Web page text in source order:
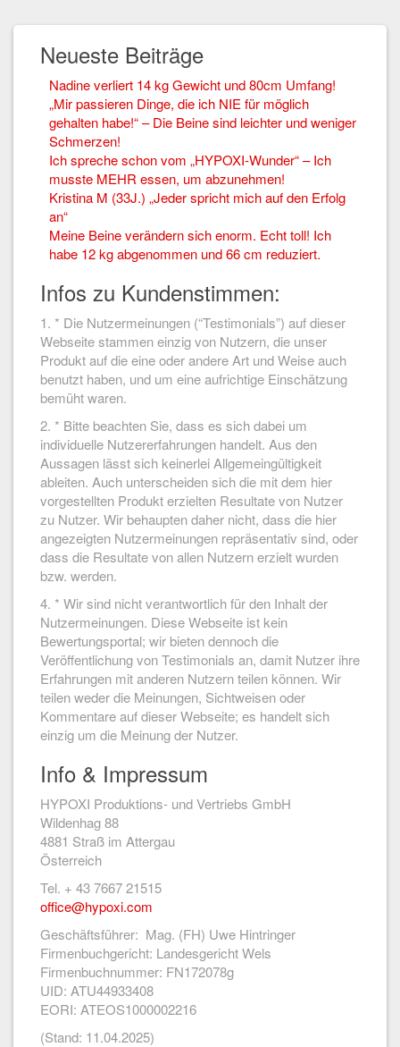
Neueste Beiträge
Nadine verliert 14 kg Gewicht und 80cm Umfang!
„Mir passieren Dinge, die ich NIE für möglich
gehalten habe!“ – Die Beine sind leichter und weniger
Schmerzen!
Ich spreche schon vom „HYPOXI-Wunder“ – Ich
musste MEHR essen, um abzunehmen!
Kristina M (33J.) „Jeder spricht mich auf den Erfolg
an“
Meine Beine verändern sich enorm. Echt toll! Ich
habe 12 kg abgenommen und 66 cm reduziert.
Infos zu Kundenstimmen:
1. * Die Nutzermeinungen (“Testimonials”) auf dieser
Webseite stammen einzig von Nutzern, die unser
Produkt auf die eine oder andere Art und Weise auch
benutzt haben, und um eine aufrichtige Einschätzung
bemüht waren.
2. * Bitte beachten Sie, dass es sich dabei um
individuelle Nutzererfahrungen handelt. Aus den
Aussagen lässt sich keinerlei Allgemeingültigkeit
ableiten. Auch unterscheiden sich die mit dem hier
vorgestellten Produkt erzielten Resultate von Nutzer
zu Nutzer. Wir behaupten daher nicht, dass die hier
angezeigten Nutzermeinungen repräsentativ sind, oder
dass die Resultate von allen Nutzern erzielt wurden
bzw. werden.
4. * Wir sind nicht verantwortlich für den Inhalt der
Nutzermeinungen. Diese Webseite ist kein
Bewertungsportal; wir bieten dennoch die
Veröffentlichung von Testimonials an, damit Nutzer ihre
Erfahrungen mit anderen Nutzern teilen können. Wir
teilen weder die Meinungen, Sichtweisen oder
Kommentare auf dieser Webseite; es handelt sich
einzig um die Meinung der Nutzer.
Info & Impressum
HYPOXI Produktions- und Vertriebs GmbH
Wildenhag 88
4881 Straß im Attergau
Österreich
Tel. + 43 7667 21515
office@hypoxi.com
Geschäftsführer: Mag. (FH) Uwe Hintringer
Firmenbuchgericht: Landesgericht Wels
Firmenbuchnummer: FN172078g
UID: ATU44933408
EORI: ATEOS1000002216
(Stand: 11.04.2025)